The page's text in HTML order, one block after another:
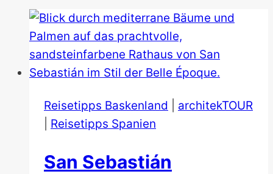
Reisetipps Baskenland
architekTOUR
Reisetipps Spanien
San Sebastián